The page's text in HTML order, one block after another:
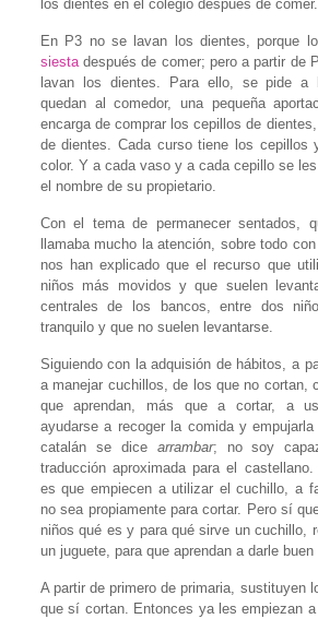
los dientes en el colegio después de comer.
En P3 no se lavan los dientes, porque
siestadespués de comer; pero a partir de
lavan los dientes. Para ello, se pide a
quedan al comedor, una pequeña
encarga de comprar los cepillos de
de dientes. Cada curso tiene los cepillos
color. Y a cada vaso y a cada cepillo se
el nombre de su propietario.
Con el tema de permanecer sentados,
llamaba mucho la atención, sobre todo
nos han explicado que el recurso que
niños más movidos y que suelen
centrales de los bancos, entre dos
tranquilo y que no suelen levantarse.
Siguiendo con la adquisión de hábitos, a
a manejar cuchillos, de los que no cortan,
que aprendan, más que a cortar, a
ayudarse a recoger la comida y
catalán se dice arrambar; no soy
traducción aproximada para el
es que empiecen a utilizar el cuchillo, a
no sea propiamente para cortar. Pero sí
niños qué es y para qué sirve un cuchillo,
un juguete, para que aprendan a darle buen
A partir de primero de primaria, sustituyen
que sí cortan. Entonces ya les empiezan